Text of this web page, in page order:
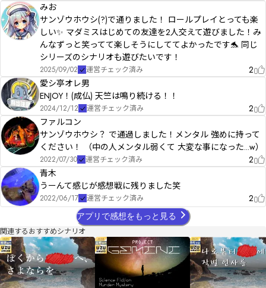
みお
サンゾウホウシ(?)で通りました！ ロールプレイとっても楽
しい✨ マダミスはじめての友達を2人交えて遊びました！み
んなずっと笑ってて楽しそうにしててよかったです🐬 同じ
シリーズのシナリオも遊びたいです！
2025/09/02 運営チェック済み
2
愛シ亭オレ男
ENJOY！(成仏) 天竺は鳴り続ける！！
2024/12/12 運営チェック済み
2
ファルコン
サンゾウホウシ？ で通過しました！メンタル 強めに持って
ください！ （中の人メンタル弱くて 大変な事になった...w）
2022/07/30 運営チェック済み
2
青木
うーんて感じが感想戦に残りました笑
2022/06/17 運営チェック済み 2
アプリで感想をもっと見る
関連するおすすめシナリオ